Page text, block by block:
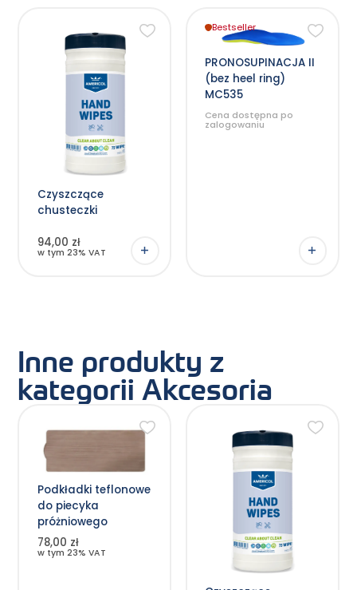
Czyszczące
chusteczki
94,00 zł
w tym 23% VAT
PRONOSUPINACJA II
(bez heel ring)
MC535
Cena dostępna po
zalogowaniu
Ten
produkt
wiele
wariantów.
Opcje
można
wybrać
na
stronie
produktu
Bestseller
Inne produkty z
kategorii Akcesoria
Podkładki teflonowe
do piecyka
próżniowego
78,00 zł
w tym 23% VAT